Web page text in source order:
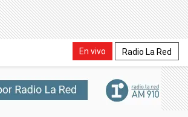
En vivo Radio La Red